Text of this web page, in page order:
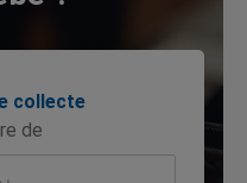
collecte
de